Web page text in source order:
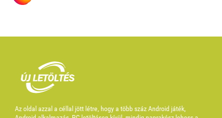
Az oldal azzal a céllal jött létre, hogy a több száz Android játék,